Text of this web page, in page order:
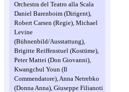
Orchestra del Teatro alla Scala
Daniel Barenboim (Dirigent),
Robert Carsen (Regie), Michael
Levine
(Bühnenbild/Ausstattung),
Brigitte Reiffenstuel (Kostüme),
Peter Mattei (Don Giovanni),
Kwangchul Youn (Il
Commendatore), Anna Netrebko
(Donna Anna), Giuseppe Filianoti